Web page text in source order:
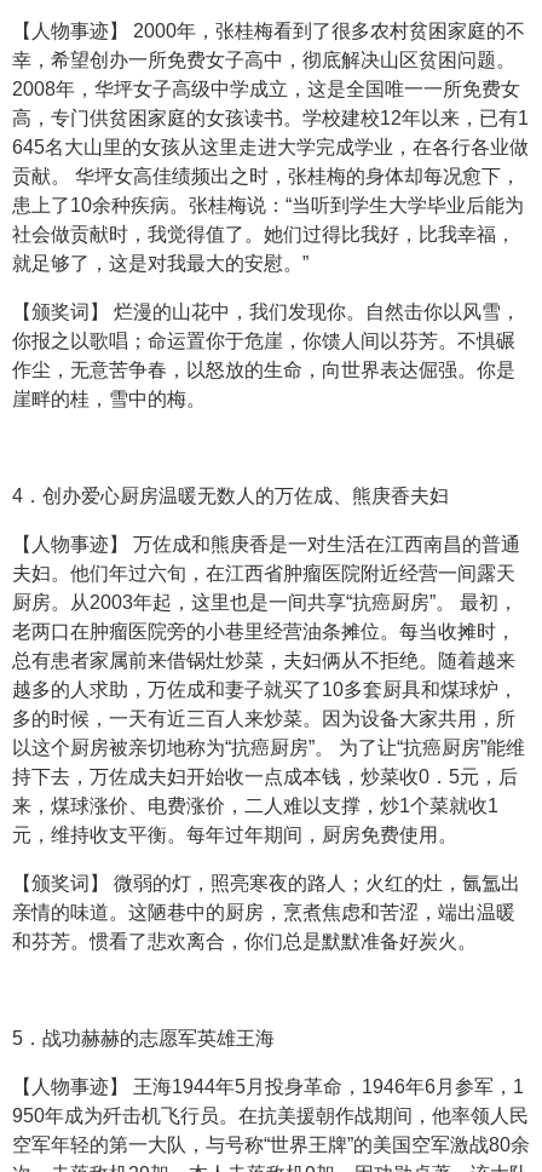
【人物事迹】 2000年，张桂梅看到了很多农村贫困家庭的不
幸，希望创办一所免费女子高中，彻底解决山区贫困问题。
2008年，华坪女子高级中学成立，这是全国唯一一所免费女
高，专门供贫困家庭的女孩读书。学校建校12年以来，已有1
645名大山里的女孩从这里走进大学完成学业，在各行各业做
贡献。 华坪女高佳绩频出之时，张桂梅的身体却每况愈下，
患上了10余种疾病。张桂梅说：“当听到学生大学毕业后能为
社会做贡献时，我觉得值了。她们过得比我好，比我幸福，
就足够了，这是对我最大的安慰。”
【颁奖词】 烂漫的山花中，我们发现你。自然击你以风雪，
你报之以歌唱；命运置你于危崖，你馈人间以芬芳。不惧碾
作尘，无意苦争春，以怒放的生命，向世界表达倔强。你是
崖畔的桂，雪中的梅。
4．创办爱心厨房温暖无数人的万佐成、熊庚香夫妇
【人物事迹】 万佐成和熊庚香是一对生活在江西南昌的普通
夫妇。他们年过六旬，在江西省肿瘤医院附近经营一间露天
厨房。从2003年起，这里也是一间共享“抗癌厨房”。 最初，
老两口在肿瘤医院旁的小巷里经营油条摊位。每当收摊时，
总有患者家属前来借锅灶炒菜，夫妇俩从不拒绝。随着越来
越多的人求助，万佐成和妻子就买了10多套厨具和煤球炉，
多的时候，一天有近三百人来炒菜。因为设备大家共用，所
以这个厨房被亲切地称为“抗癌厨房”。 为了让“抗癌厨房”能维
持下去，万佐成夫妇开始收一点成本钱，炒菜收0．5元，后
来，煤球涨价、电费涨价，二人难以支撑，炒1个菜就收1
元，维持收支平衡。每年过年期间，厨房免费使用。
【颁奖词】 微弱的灯，照亮寒夜的路人；火红的灶，氤氲出
亲情的味道。这陋巷中的厨房，烹煮焦虑和苦涩，端出温暖
和芬芳。惯看了悲欢离合，你们总是默默准备好炭火。
5．战功赫赫的志愿军英雄王海
【人物事迹】 王海1944年5月投身革命，1946年6月参军，1
950年成为歼击机飞行员。在抗美援朝作战期间，他率领人民
空军年轻的第一大队，与号称“世界王牌”的美国空军激战80余